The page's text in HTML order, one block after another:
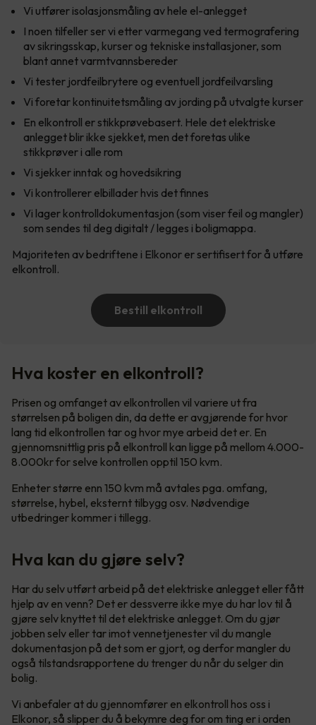
Vi utfører isolasjonsmåling av hele el-anlegget
I noen tilfeller ser vi etter varmegang ved termografering
av sikringsskap, kurser og tekniske installasjoner, som
blant annet varmtvannsbereder
Vi tester jordfeilbrytere og eventuell jordfeilvarsling
Vi foretar kontinuitetsmåling av jording på utvalgte kurser
En elkontroll er stikkprøvebasert. Hele det elektriske
anlegget blir ikke sjekket, men det foretas ulike
stikkprøver i alle rom
Vi sjekker inntak og hovedsikring
Vi kontrollerer elbillader hvis det finnes
Vi lager kontrolldokumentasjon (som viser feil og mangler)
som sendes til deg digitalt / legges i boligmappa.
Majoriteten av bedriftene i Elkonor er sertifisert for å utføre
elkontroll.
Bestill elkontroll
Hva koster en elkontroll?
Prisen og omfanget av elkontrollen vil variere ut fra
størrelsen på boligen din, da dette er avgjørende for hvor
lang tid elkontrollen tar og hvor mye arbeid det er. En
gjennomsnittlig pris på elkontroll kan ligge på mellom 4.000-
8.000kr for selve kontrollen opptil 150 kvm.
Enheter større enn 150 kvm må avtales pga. omfang,
størrelse, hybel, eksternt tilbygg osv. Nødvendige
utbedringer kommer i tillegg.
Hva kan du gjøre selv?
Har du selv utført arbeid på det elektriske anlegget eller fått
hjelp av en venn? Det er dessverre ikke mye du har lov til å
gjøre selv knyttet til det elektriske anlegget. Om du gjør
jobben selv eller tar imot vennetjenester vil du mangle
dokumentasjon på det som er gjort, og derfor mangler du
også tilstandsrapportene du trenger du når du selger din
bolig.
Vi anbefaler at du gjennomfører en elkontroll hos oss i
Elkonor, så slipper du å bekymre deg for om ting er i orden